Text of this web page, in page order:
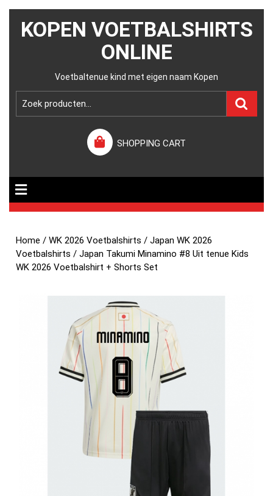
KOPEN VOETBALSHIRTS
ONLINE
Voetbaltenue kind met eigen naam Kopen
SHOPPING CART
Home /WK 2026 Voetbalshirts /Japan WK 2026
Voetbalshirts / Japan Takumi Minamino #8 Uit tenue Kids
WK 2026 Voetbalshirt + Shorts Set